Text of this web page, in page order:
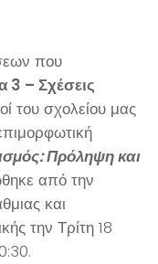
που
3 – Σχέσεις
του σχολείου μας
Πρόληψη και
από την
και
την Τρίτη 18